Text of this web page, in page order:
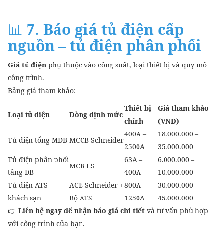
📊 7. Báo giá tủ điện cấp
nguồn – tủ điện phân phối
Giá tủ điện phụ thuộc vào công suất, loại thiết bị và quy mô
công trình.
Bảng giá tham khảo:
Loại tủ điện Dòng định mức
Thiết bị
chính
Giá tham khảo
(VNĐ)
Tủ điện tổng MDB MCCB Schneider
400A –
2500A
18.000.000 –
35.000.000
Tủ điện phân phối
tầng DB
MCB LS
63A –
400A
6.000.000 –
10.000.000
Tủ điện ATS
khách sạn
ACB Schneider +
Bộ ATS
800A –
1250A
30.000.000 –
45.000.000
👉 Liên hệ ngay để nhận báo giá chi tiết và tư vấn phù hợp
với công trình của bạn.